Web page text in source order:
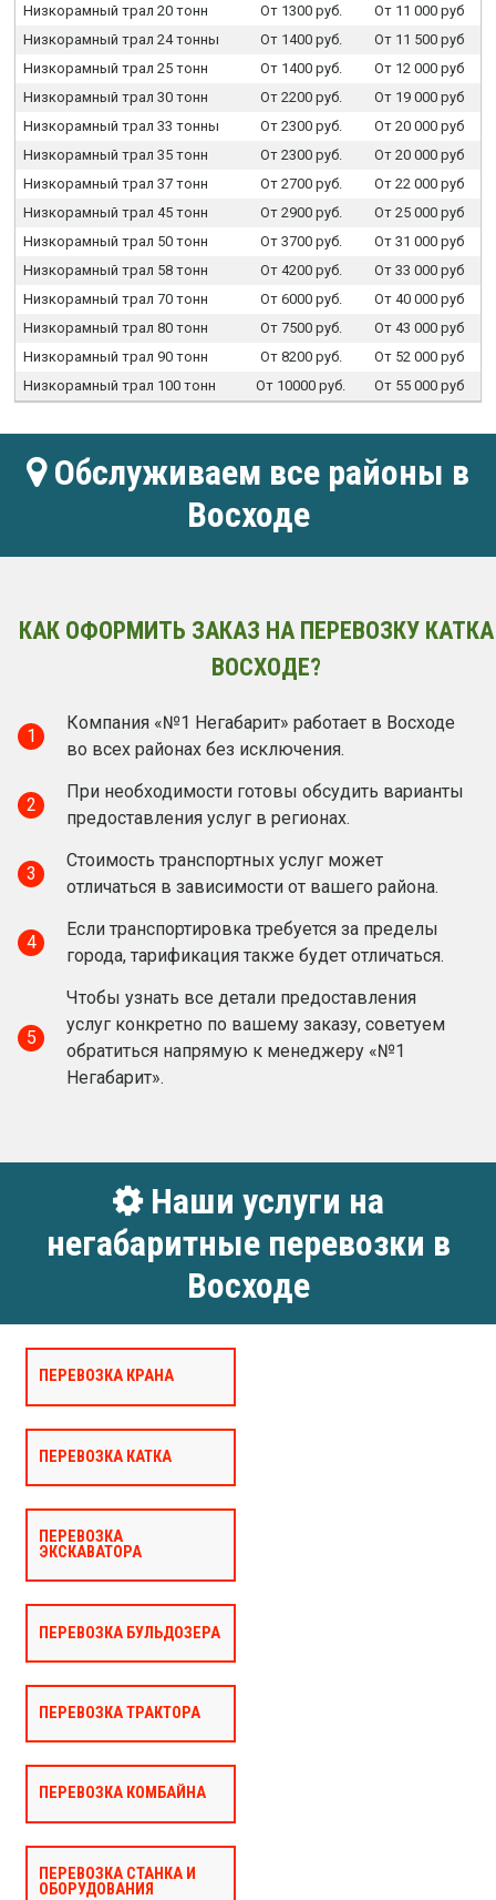
Низкорамный трал 20 тонн От 1300 руб.
От 11 000 руб
Низкорамный трал 24 тонны
От 1400 руб.
От 11 500 руб
Низкорамный трал 25 тонн
От 1400 руб.
От 12 000 руб
Низкорамный трал 30 тонн
От 2200 руб.
От 19 000 руб
Низкорамный трал 33 тонны
От 2300 руб.
От 20 000 руб
Низкорамный трал 35 тонн
От 2300 руб.
От 20 000 руб
Низкорамный трал 37 тонн
От 2700 руб.
От 22 000 руб
Низкорамный трал 45 тонн
От 2900 руб.
От 25 000 руб
Низкорамный трал 50 тонн
От 3700 руб.
От 31 000 руб
Низкорамный трал 58 тонн
От 4200 руб.
От 33 000 руб
Низкорамный трал 70 тонн
От 6000 руб.
От 40 000 руб
Низкорамный трал 80 тонн
От 7500 руб.
От 43 000 руб
Низкорамный трал 90 тонн
От 8200 руб.
От 52 000 руб
Низкорамный трал 100 тонн
От 10000 руб. От 55 000 руб
Обслуживаем все районы в
Восходе
КАК ОФОРМИТЬ ЗАКАЗ НА ПЕРЕВОЗКУ
ВОСХОДЕ?
1
Компания «№1 Негабарит» работает в Восходе
во всех районах без исключения.
2
При необходимости готовы обсудить варианты
предоставления услуг в регионах.
3
Стоимость транспортных услуг может
отличаться в зависимости от вашего района.
4
Если транспортировка требуется за пределы
города, тарификация также будет отличаться.
5
Чтобы узнать все детали предоставления
услуг конкретно по вашему заказу, советуем
обратиться напрямую к менеджеру «№1
Негабарит».
Наши услуги на
негабаритные перевозки в
Восходе
ПЕРЕВОЗКА КРАНА
ПЕРЕВОЗКА КАТКА
ПЕРЕВОЗКА
ЭКСКАВАТОРА
ПЕРЕВОЗКА БУЛЬДОЗЕРА
ПЕРЕВОЗКА ТРАКТОРА
ПЕРЕВОЗКА КОМБАЙНА
ПЕРЕВОЗКА СТАНКА И
ОБОРУДОВАНИЯ